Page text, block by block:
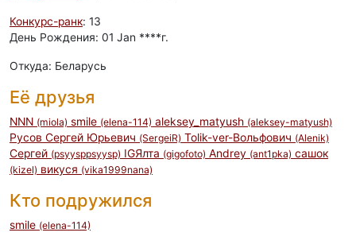
Конкурс-ранк: 13
День Рождения: 01 Jan ****г.
Откуда: Беларусь
Её друзья
NNN (miola) smile (elena-114) aleksey_matyush (aleksey-matyush)
Русов Сергей Юрьевич (SergeiR) Tolik-ver-Вольфович (Alenik)
Сергей (psyysppsyysp) IGЯлта (gigofoto) Andrey (ant1pka) сашок
(kizel) викуся (vika1999nana)
Кто подружился
smile (elena-114)